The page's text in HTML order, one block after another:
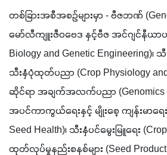
တစ်ခြားအစီအစဉ်များမှာ - ဗီဇဘဏ်
မော်လီကျူးဇီဝဗေဒ နှင့်ဗီဇ အင်ဂျင်နီယာပ
Biology and Genetic Engineering)၊
သီးနှံပုံထုတ်ပညာ (Crop Physiology and
ဆိုင်ရာ အချက်အလက်ပညာ (Genomics
အပင်ကာကွယ်ရေးနှင့် မျိုးစေ့ ကျန်းမာရေး
Seed Health)၊ သီးနှံပင်မွေးမြူရေး
ထုတ်လုပ်မှုနည်းစနစ်များ (Seed